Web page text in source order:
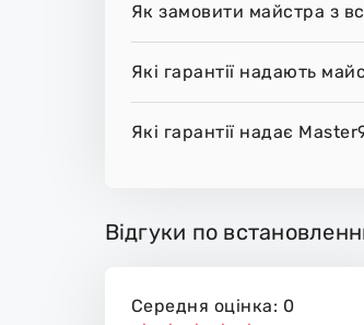
Як замовити майстра з
Які гарантії надають
Які гарантії надає
Відгуки по
Середня оцінка: 0